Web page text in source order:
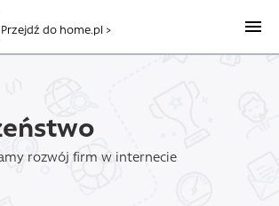
Przejdź do home.pl >
rozwój firm w internecie